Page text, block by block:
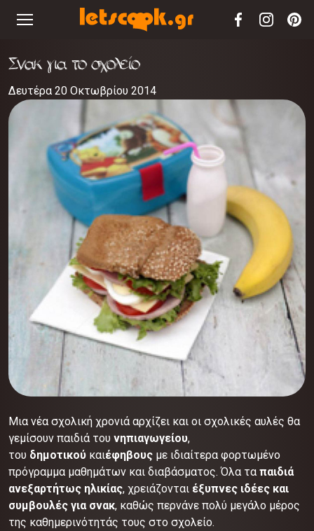
Σνακ για το σχολείο
Δευτέρα 20 Οκτωβρίου 2014
Μια νέα σχολική χρονιά αρχίζει και οι σχολικές αυλές θα
γεμίσουν παιδιά του νηπιαγωγείου,
του δημοτικού καιέφηβους με ιδιαίτερα φορτωμένο
πρόγραμμα μαθημάτων και διαβάσματος. Όλα τα παιδιά
ανεξαρτήτως ηλικίας, χρειάζονται έξυπνες ιδέες και
συμβουλές για σνακ, καθώς περνάνε πολύ μεγάλο μέρος
της καθημερινότητάς τους στο σχολείο.